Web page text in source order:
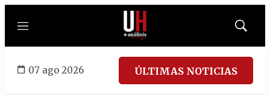
Menú
Mostrar
07 ago 2026 ÚLTIMAS NOTICIAS